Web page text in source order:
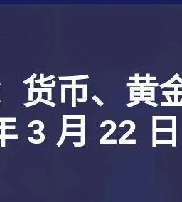
货币、黄
3 月 22 日